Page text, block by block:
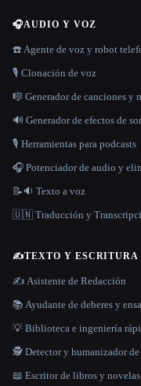
🎧AUDIO Y VOZ
☎️ Agente de voz y robot
🎙️ Clonación de voz
🎼 Generador de canciones y
🔊 Generador de efectos de
🎙️ Herramientas para podcasts
🎧 Potenciador de audio y
📝🔉 Texto a voz
🇺🇳 Traducción y
✍️TEXTO Y ESCRITURA
✍️ Asistente de Redacción
📚 Ayudante de deberes y
💡 Biblioteca e ingeniería
🕵️ Detector y humanizador
📖 Escritor de libros y novelas